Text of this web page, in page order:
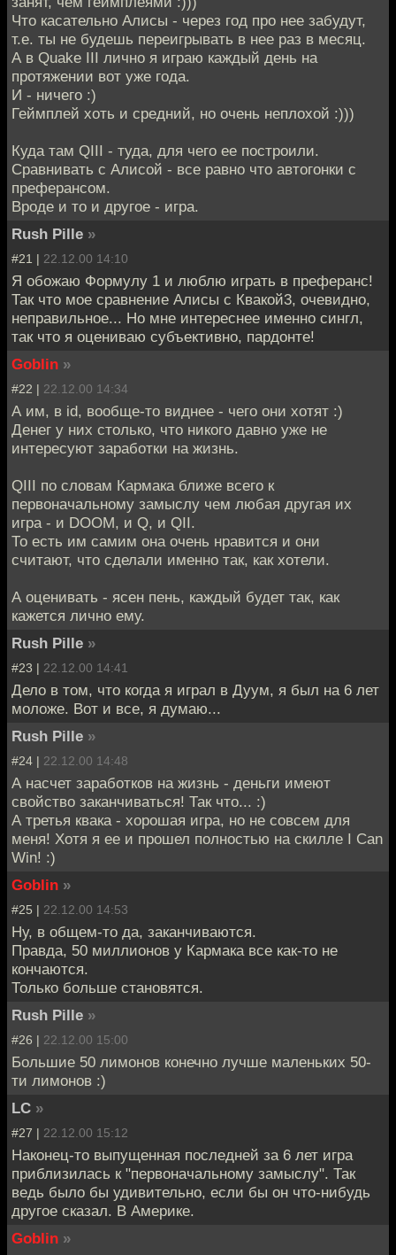
Что касательно Алисы - через год про нее забудут,
т.е. ты не будешь переигрывать в нее раз в месяц.
А в Quake III лично я играю каждый день на
протяжении вот уже года.
И - ничего :)
Геймплей хоть и средний, но очень неплохой :)))
Куда там QIII - туда, для чего ее построили.
Сравнивать с Алисой - все равно что автогонки с
преферансом.
Вроде и то и другое - игра.
Rush Pille »
#21 | 22.12.00 14:10
Я обожаю Формулу 1 и люблю играть в преферанс!
Так что мое сравнение Алисы с Квакой3, очевидно,
неправильное... Но мне интереснее именно сингл,
так что я оцениваю субъективно, пардонте!
Goblin »
#22 | 22.12.00 14:34
А им, в id, вообще-то виднее - чего они хотят :)
Денег у них столько, что никого давно уже не
интересуют заработки на жизнь.
QIII по словам Кармака ближе всего к
первоначальному замыслу чем любая другая их
игра - и DOOM, и Q, и QII.
То есть им самим она очень нравится и они
считают, что сделали именно так, как хотели.
А оценивать - ясен пень, каждый будет так, как
кажется лично ему.
Rush Pille »
#23 | 22.12.00 14:41
Дело в том, что когда я играл в Дуум, я был на 6 лет
моложе. Вот и все, я думаю...
Rush Pille »
#24 | 22.12.00 14:48
А насчет заработков на жизнь - деньги имеют
свойство заканчиваться! Так что... :)
А третья квака - хорошая игра, но не совсем для
меня! Хотя я ее и прошел полностью на скилле I Can
Win! :)
Goblin »
#25 | 22.12.00 14:53
Ну, в общем-то да, заканчиваются.
Правда, 50 миллионов у Кармака все как-то не
кончаются.
Только больше становятся.
Rush Pille »
#26 | 22.12.00 15:00
Большие 50 лимонов конечно лучше маленьких 50-
ти лимонов :)
LC »
#27 | 22.12.00 15:12
Наконец-то выпущенная последней за 6 лет игра
приблизилась к "первоначальному замыслу". Так
ведь было бы удивительно, если бы он что-нибудь
другое сказал. В Америке.
Goblin »